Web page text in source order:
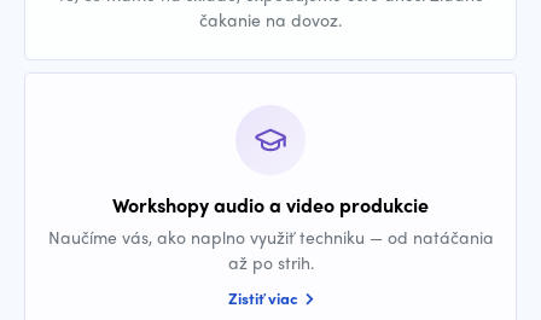
čakanie na dovoz.
Workshopy audio a video produkcie
Naučíme vás, ako naplno využiť techniku — od natáčania
až po strih.
Zistiť viac